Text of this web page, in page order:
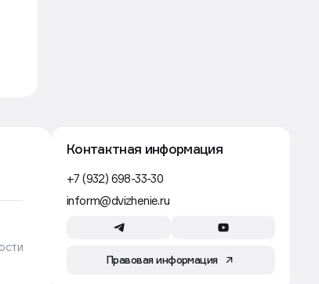
Рынок
Рижский вокзал в Москве в третий
раз не смогли продать с торгов за 4